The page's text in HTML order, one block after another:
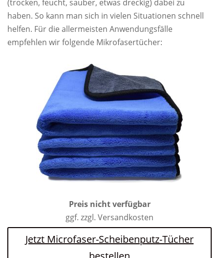
(trocken, feucht, sauber, etwas dreckig) dabei zu
haben. So kann man sich in vielen Situationen schnell
helfen. Für die allermeisten Anwendungsfälle
empfehlen wir folgende Mikrofasertücher:
Preis nicht verfügbar
ggf. zzgl. Versandkosten
Jetzt Microfaser-Scheibenputz-Tücher